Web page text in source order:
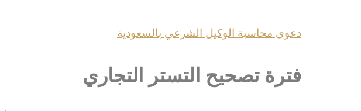
دعوى محاسبة الوكيل الشرعي بالسعودية
فترة تصحيح التستر التجاري